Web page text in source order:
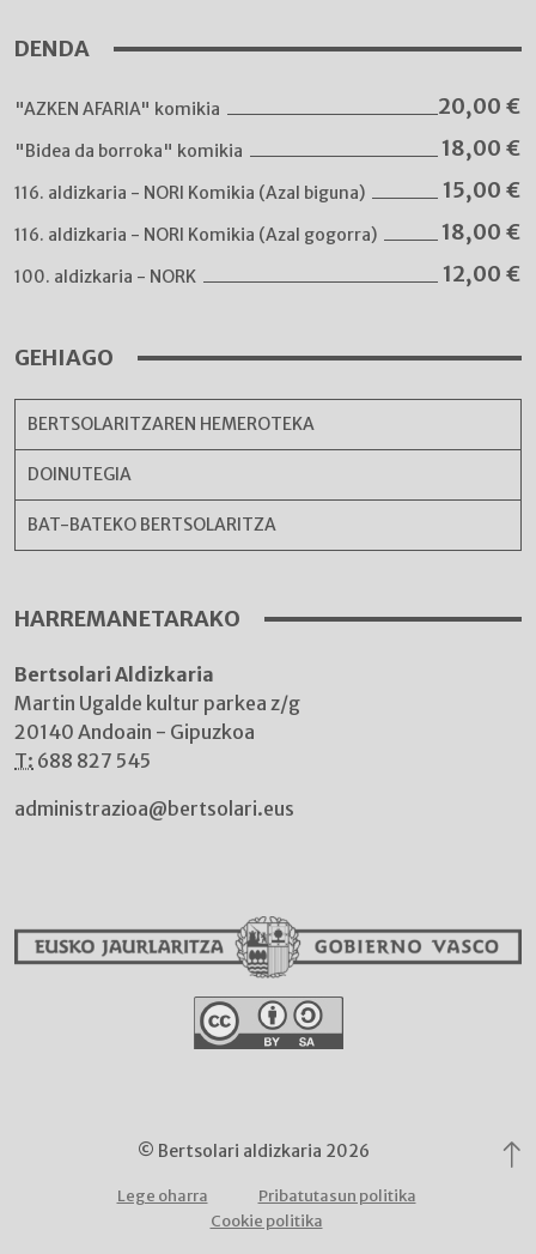
DENDA
"AZKEN AFARIA" komikia 20,00 €
"Bidea da borroka" komikia 18,00 €
116. aldizkaria - NORI Komikia (Azal biguna) 15,00 €
116. aldizkaria - NORI Komikia (Azal gogorra) 18,00 €
100. aldizkaria - NORK 12,00 €
GEHIAGO
BERTSOLARITZAREN HEMEROTEKA
DOINUTEGIA
BAT-BATEKO BERTSOLARITZA
HARREMANETARAKO
Bertsolari Aldizkaria
Martin Ugalde kultur parkea z/g
20140 Andoain - Gipuzkoa
T: 688 827 545
administrazioa@bertsolari.eus
© Bertsolari aldizkaria 2026
Lege oharra
Pribatutasun politika
Cookie politika